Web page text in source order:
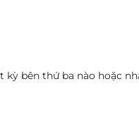
bên thứ ba nào hoặc